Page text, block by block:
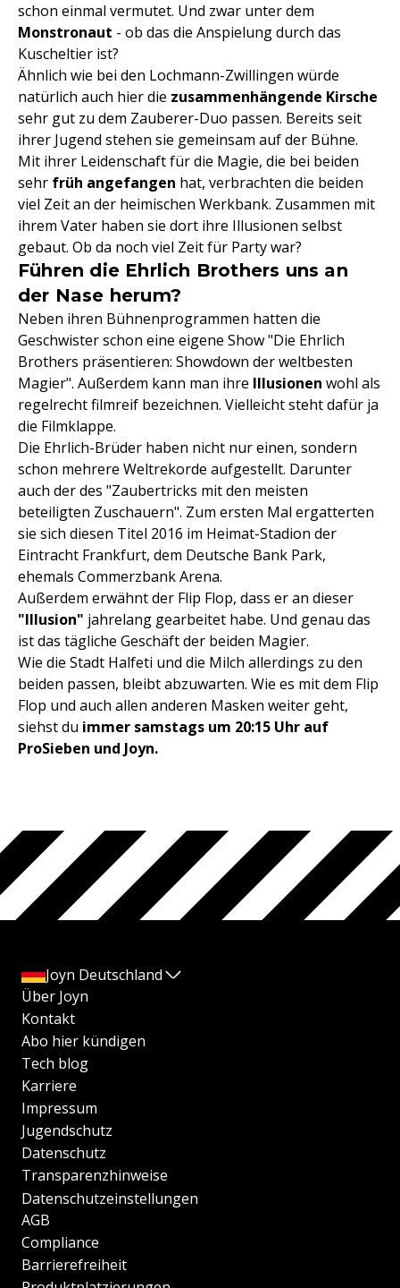
schon einmal vermutet. Und zwar unter dem
Monstronaut - ob das die Anspielung durch das
Kuscheltier ist?
Ähnlich wie bei den Lochmann-Zwillingen würde
natürlich auch hier die zusammenhängende Kirsche
sehr gut zu dem Zauberer-Duo passen. Bereits seit
ihrer Jugend stehen sie gemeinsam auf der Bühne.
Mit ihrer Leidenschaft für die Magie, die bei beiden
sehr früh angefangen hat, verbrachten die beiden
viel Zeit an der heimischen Werkbank. Zusammen mit
ihrem Vater haben sie dort ihre Illusionen selbst
gebaut. Ob da noch viel Zeit für Party war?
Führen die Ehrlich Brothers uns an
der Nase herum?
Neben ihren Bühnenprogrammen hatten die
Geschwister schon eine eigene Show "Die Ehrlich
Brothers präsentieren: Showdown der weltbesten
Magier". Außerdem kann man ihre Illusionen wohl als
regelrecht filmreif bezeichnen. Vielleicht steht dafür ja
die Filmklappe.
Die Ehrlich-Brüder haben nicht nur einen, sondern
schon mehrere Weltrekorde aufgestellt. Darunter
auch der des "Zaubertricks mit den meisten
beteiligten Zuschauern". Zum ersten Mal ergatterten
sie sich diesen Titel 2016 im Heimat-Stadion der
Eintracht Frankfurt, dem Deutsche Bank Park,
ehemals Commerzbank Arena.
Außerdem erwähnt der Flip Flop, dass er an dieser
"Illusion" jahrelang gearbeitet habe. Und genau das
ist das tägliche Geschäft der beiden Magier.
Wie die Stadt Halfeti und die Milch allerdings zu den
beiden passen, bleibt abzuwarten. Wie es mit dem Flip
Flop und auch allen anderen Masken weiter geht,
siehst du immer samstags um 20:15 Uhr auf
ProSieben und Joyn.
Joyn Deutschland
Über Joyn
Kontakt
Abo hier kündigen
Tech blog
Karriere
Impressum
Jugendschutz
Datenschutz
Transparenzhinweise
Datenschutzeinstellungen
AGB
Compliance
Barrierefreiheit